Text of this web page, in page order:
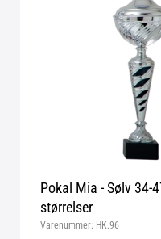
Pokal Mia - Sølv 34-
størrelser
Varenummer: HK.96